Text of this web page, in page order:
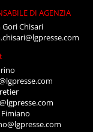
DI AGENZIA
Chisari